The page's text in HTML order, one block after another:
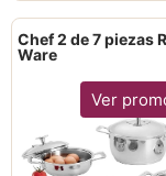
Chef 2 de 7 piezas
Ware
Ver